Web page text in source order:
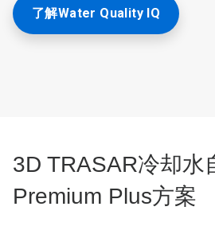
了解Water Quality IQ
3D TRASAR冷却水
Premium Plus方案